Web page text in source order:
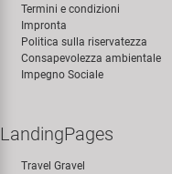
Termini e condizioni
Impronta
Politica sulla riservatezza
Consapevolezza ambientale
Impegno Sociale
LandingPages
Travel Gravel